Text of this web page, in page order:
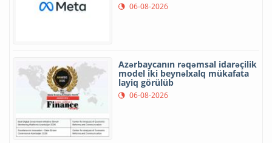
06-08-2026
Azərbaycanın rəqəmsal idarəçilik
model iki beynəlxalq mükafata
layiq görülüb
06-08-2026